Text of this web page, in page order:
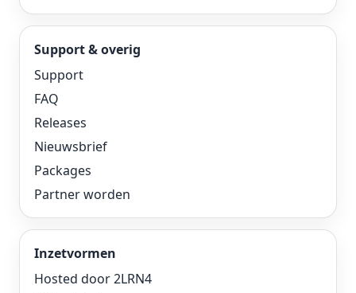
Support & overig
Support
FAQ
Releases
Nieuwsbrief
Packages
Partner worden
Inzetvormen
Hosted door 2LRN4